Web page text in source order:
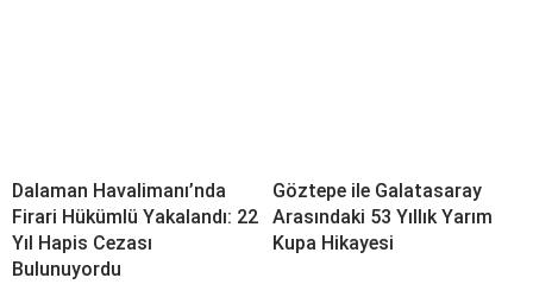
Dalaman Havalimanı’nda
Firari Hükümlü Yakalandı: 22
Yıl Hapis Cezası
Bulunuyordu
Göztepe ile Galatasaray
Arasındaki 53 Yıllık Yarım
Kupa Hikayesi